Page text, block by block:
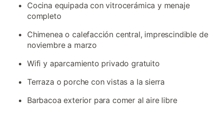
Cocina equipada con vitrocerámica y menaje
completo
Chimenea o calefacción central, imprescindible de
noviembre a marzo
Wifi y aparcamiento privado gratuito
Terraza o porche con vistas a la sierra
Barbacoa exterior para comer al aire libre